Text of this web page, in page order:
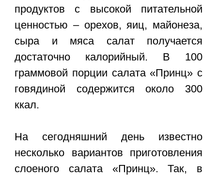
продуктов с высокой питательной
ценностью – орехов, яиц, майонеза,
сыра и мяса салат получается
достаточно калорийный. В 100
граммовой порции салата «Принц» с
говядиной содержится около 300
ккал.
На сегодняшний день известно
несколько вариантов приготовления
слоеного салата «Принц». Так, в